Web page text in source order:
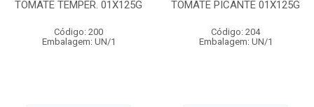
TOMATE TEMPER. 01X125G
Código: 200
Embalagem: UN/1
TOMATE PICANTE 01X125G
Código: 204
Embalagem: UN/1